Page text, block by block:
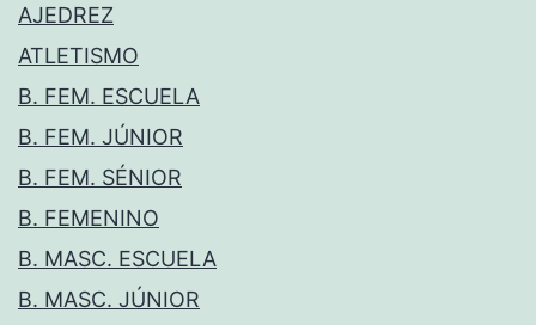
AJEDREZ
ATLETISMO
B. FEM. ESCUELA
B. FEM. JÚNIOR
B. FEM. SÉNIOR
B. FEMENINO
B. MASC. ESCUELA
B. MASC. JÚNIOR